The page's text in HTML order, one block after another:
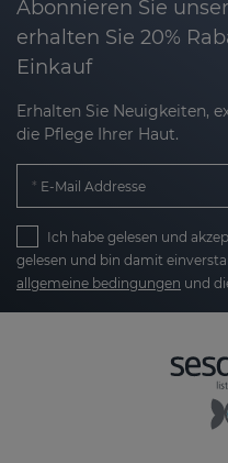
Abonnieren Sie
erhalten Sie 20%
Einkauf
Erhalten Sie Neuigkeiten,
die Pflege Ihrer Haut.
E-Mail Addresse
Ich habe gelesen und
gelesen und bin damit
allgemeine bedingungen und